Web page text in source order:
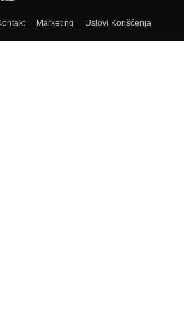
Marketing Uslovi Korišćenja